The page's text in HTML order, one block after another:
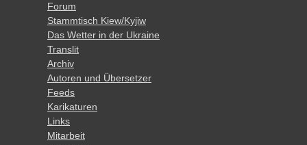
Forum
Stammtisch Kiew/Kyjiw
Das Wetter in der Ukraine
Translit
Archiv
Autoren und Übersetzer
Feeds
Karikaturen
Links
Mitarbeit